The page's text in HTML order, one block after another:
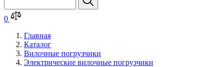
0
Главная
Каталог
Вилочные погрузчики
Электрические вилочные погрузчики